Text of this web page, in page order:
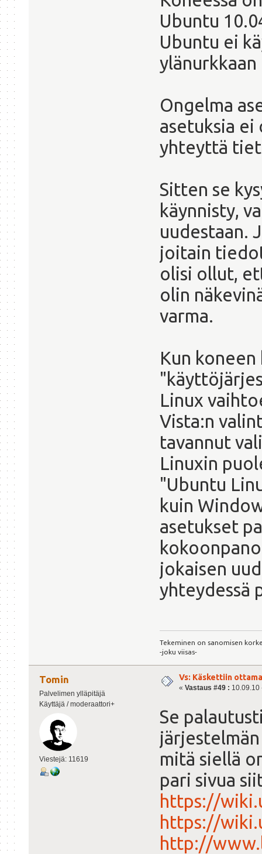
Ubuntu
Ubuntu ei
Ongelma
asetuksia
yhteyttä
Sitten se
käynnisty,
uudestaan.
joitain
olisi ollut,
olin
varma.
Kun koneen
Linux
Vista:n
tavannut
Linuxin
"Ubuntu
kuin
asetukset
jokaisen
yhteydessä
Tekeminen on sanomisen
-joku viisas-
Tomin
Palvelimen ylläpitäjä
Käyttäjä / moderaattori+
Viestejä: 11619
Vs: Käskettiin
« Vastaus #49 : 10.09.10
Se
mitä siellä
pari sivua
https://
https://
http://